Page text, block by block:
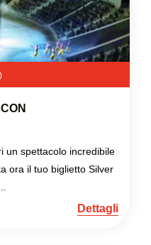
un spettacolo incredibile
ora il tuo biglietto Silver
Dettagli